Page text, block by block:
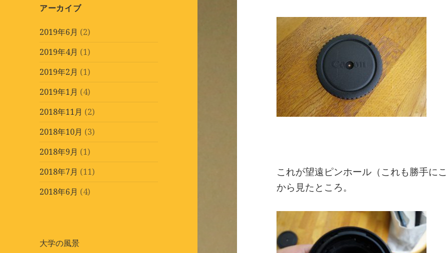
アーカイブ
2019年6月 (2)
2019年4月 (1)
2019年2月 (1)
2019年1月 (4)
2018年11月 (2)
2018年10月 (3)
2018年9月 (1)
2018年7月 (11)
2018年6月 (4)
大学の風景
これが望遠ピンホール（これも勝手に
から見たところ。